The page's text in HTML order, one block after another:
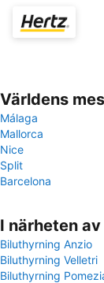
Världens
Málaga
Mallorca
Nice
Split
Barcelona
I närheten
Biluthyrning Anzio
Biluthyrning Velletri
Biluthyrning